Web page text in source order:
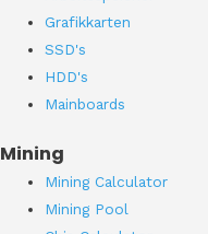
Grafikkarten
SSD's
HDD's
Mainboards
Mining
Mining Calculator
Mining Pool